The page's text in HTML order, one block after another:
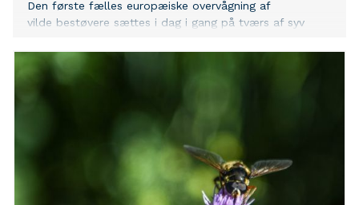
Den første fælles europæiske overvågning af
vilde bestøvere sættes i dag i gang på tværs af syv
LIFE Pollinators skal zoologiske haver over hele Europa
indsamle data om vilde bier, sommerfugle og svirrefluer